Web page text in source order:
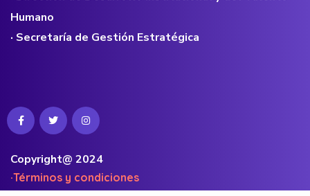
Humano
· Secretaría de Gestión Estratégica
Copyright@ 2024
·Términos y condiciones